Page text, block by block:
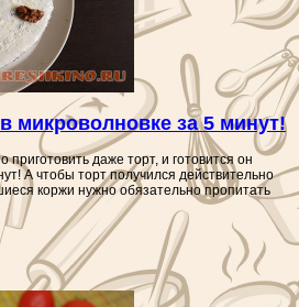
микроволновке за 5 минут!
приготовить даже торт, и готовится он
А чтобы торт получился действительно
коржи нужно обязательно пропитать